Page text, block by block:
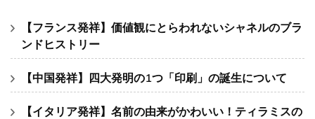
【フランス発祥】価値観にとらわれないシャネルのブラ
ンドヒストリー
【中国発祥】四大発明の1つ「印刷」の誕生について
【イタリア発祥】名前の由来がかわいい！ティラミスの